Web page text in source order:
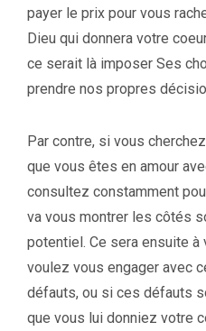
payer le prix pour vous
Dieu qui donnera votre
ce serait là imposer Ses
prendre nos propres
Par contre, si vous
que vous êtes en amour
consultez constamment
va vous montrer les côtés
potentiel. Ce sera ensuite
voulez vous engager avec
défauts, ou si ces défauts
que vous lui donniez votre